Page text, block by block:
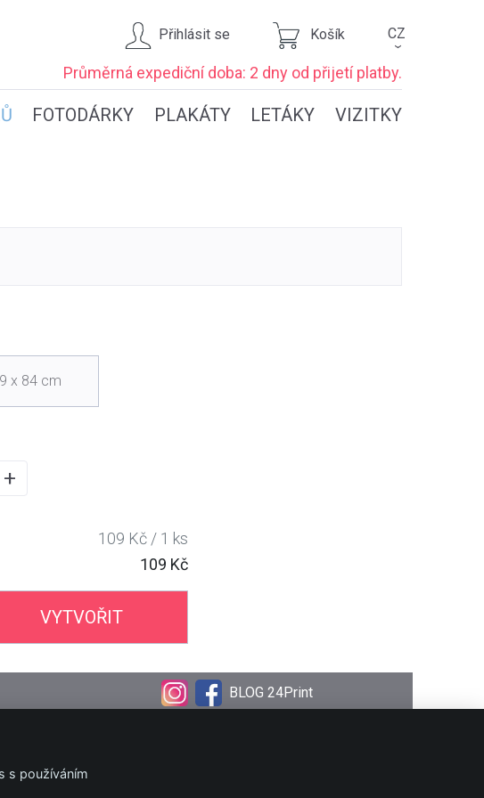
Přihlásit se Košík CZ
›
Průměrná expedičnídoba: 2 dny od přijetí platby.
FOTODÁRKY PLAKÁTY LETÁKY VIZITKY
x 84 cm
+
109 Kč / 1 ks
109 Kč
VYTVOŘIT
BLOG 24Print
s používáním